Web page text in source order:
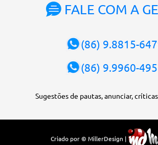
tem sorte de ter o ministro na cadeira de
“Considero, pessoalmente eFALE COM A
(86) 9.8815-
(86) 9.9960-
Sugestões de pautas, anunciar,
Criado por © MillerDesign |